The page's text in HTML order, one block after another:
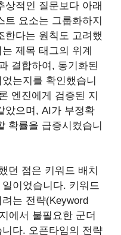
상적인 질문보다 아래
트 요소는 그룹화하지
한다는 원칙도 고려했
제목 태그의 위계
결합하여, 동기화된
는지를 확인했습니
엔진에게 검증된 지
았으며, AI가 부정확
확률을 급증시켰습니
던 점은 키워드 배치
이었습니다. 키워드
는 전략(Keyword
에서 불필요한 군더
다. 오픈타임의 전략